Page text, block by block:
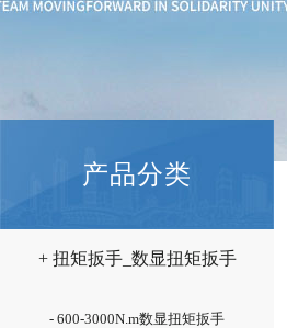
产品分类
+ 扭矩扳手_数显扭矩扳手
- 600-3000N.m数显扭矩扳手